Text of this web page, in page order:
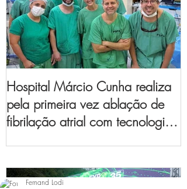
Hospital Márcio Cunha realiza
pela primeira vez ablação de
fibrilação atrial com tecnologia
Fernand Lodi